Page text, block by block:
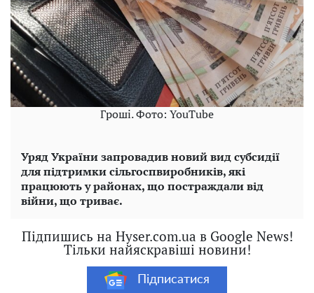
Гроші. Фото: YouTube
Уряд України запровадив новий вид субсидії
для підтримки сільгоспвиробників, які
працюють у районах, що постраждали від
війни, що триває.
Підпишись на Hyser.com.ua в Google News!
Тільки найяскравіші новини!
Підписатися